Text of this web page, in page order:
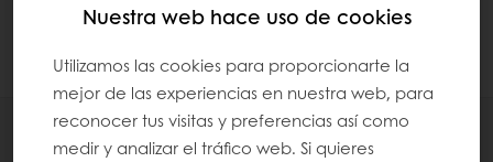
Si usted no es cliente por favor contactar al
Nuestra web hace uso de cookies
Utilizamos las cookies para proporcionarte la
mejor de las experiencias en nuestra web, para
reconocer tus visitas y preferencias así como
medir y analizar el tráfico web. Si quieres
Productos